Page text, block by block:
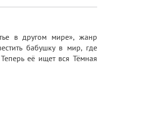
в другом мире», жанр
бабушку в мир, где
её ищет вся Тёмная